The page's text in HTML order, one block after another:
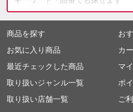
商品を探す
お気に入り商品
最近チェックした商品
取り扱いジャンル一覧
取り扱い店舗一覧
お
カ
マ
ポ
ご